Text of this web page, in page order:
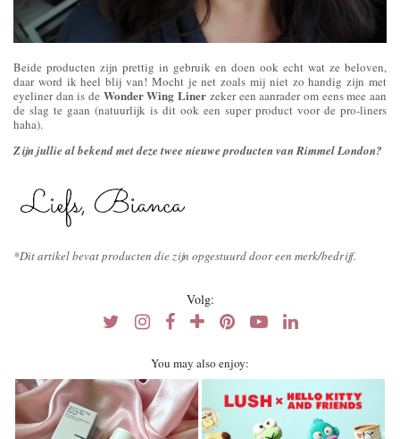
Beide producten zijn prettig in gebruik en doen ook echt wat ze beloven,
daar word ik heel blij van! Mocht je net zoals mij niet zo handig zijn met
eyeliner dan is de Wonder Wing Liner zeker een aanrader om eens mee aan
de slag te gaan (natuurlijk is dit ook een super product voor de pro-liners
haha).
Zijn jullie al bekend met deze twee nieuwe producten van Rimmel London?
*Dit artikel bevat producten die zijn opgestuurd door een merk/bedrijf.
Volg:
You may also enjoy: